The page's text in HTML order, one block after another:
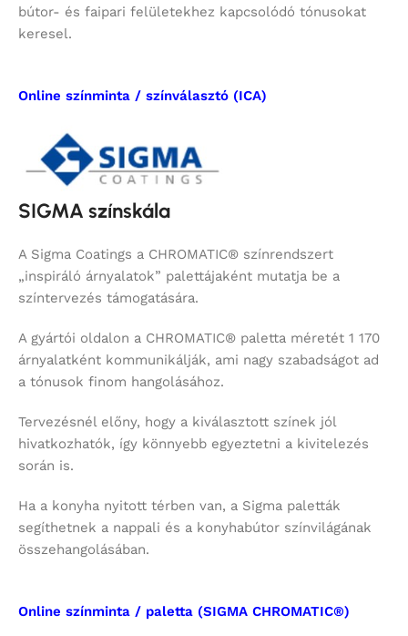
bútor- és faipari felületekhez kapcsolódó tónusokat
keresel.
Online színminta / színválasztó (ICA)
SIGMA színskála
A Sigma Coatings a CHROMATIC® színrendszert
„inspiráló árnyalatok” palettájaként mutatja be a
színtervezés támogatására.
A gyártói oldalon a CHROMATIC® paletta méretét 1 170
árnyalatként kommunikálják, ami nagy szabadságot ad
a tónusok finom hangolásához.
Tervezésnél előny, hogy a kiválasztott színek jól
hivatkozhatók, így könnyebb egyeztetni a kivitelezés
során is.
Ha a konyha nyitott térben van, a Sigma paletták
segíthetnek a nappali és a konyhabútor színvilágának
összehangolásában.
Online színminta / paletta (SIGMA CHROMATIC®)